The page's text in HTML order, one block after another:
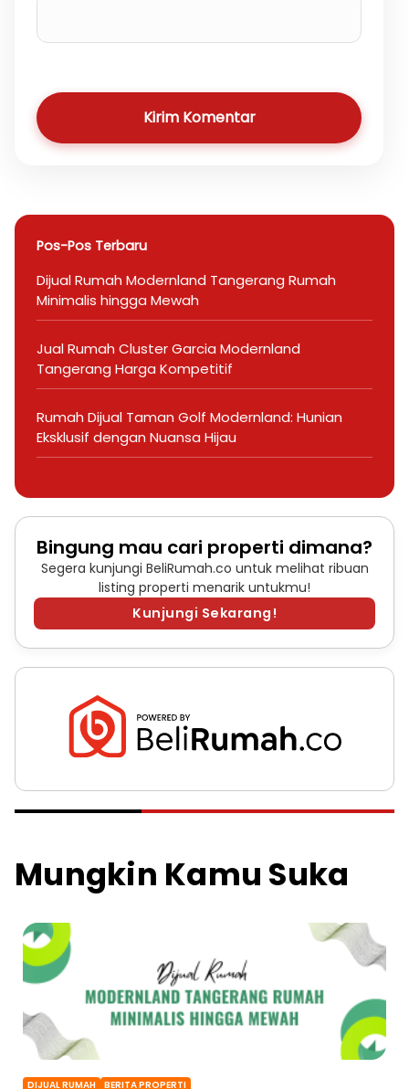
Kirim Komentar
Pos-Pos Terbaru
Dijual Rumah Modernland Tangerang Rumah
Minimalis hingga Mewah
Jual Rumah Cluster Garcia Modernland
Tangerang Harga Kompetitif
Rumah Dijual Taman Golf Modernland: Hunian
Eksklusif dengan Nuansa Hijau
Bingung mau cari properti dimana?
Segera kunjungi BeliRumah.co untuk melihat ribuan
listing properti menarik untukmu!
Kunjungi Sekarang!
Mungkin Kamu Suka
DIJUAL RUMAH BERITA PROPERTI